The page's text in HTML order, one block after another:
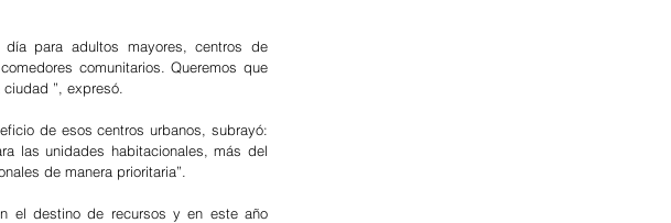
para adultos mayores, centros de
comunitarios. Queremos que
”, expresó.
de esos centros urbanos, subrayó:
las unidades habitacionales, más del
de manera prioritaria”.
el destino de recursos y en este año